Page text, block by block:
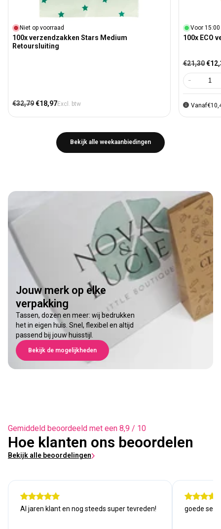
Niet op voorraad
100x verzendzakken Stars Medium
Retoursluiting
Normale prijs
€32,79Aanbiedingsprijs
€18,97Excl. btw
Voor
100x ECO
Normale
€21,30
Aantal
Vanaf
Bekijk alle weekaanbiedingen
Jouw merk op elke
verpakking
Tassen, dozen en meer: wij bedrukken
het in eigen huis. Snel, flexibel en altijd
passend bij jouw huisstijl.
Bekijk de mogelijkheden
Gemiddeld beoordeeld met een 8,9 / 10
Hoe klanten ons beoordelen
Bekijk alle beoordelingen
Al jaren klant en nog steeds super tevreden! goede